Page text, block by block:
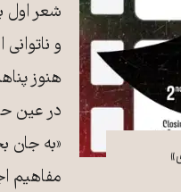
شعر اول
و
هنوز
در عین
«به جان
مفاهیم